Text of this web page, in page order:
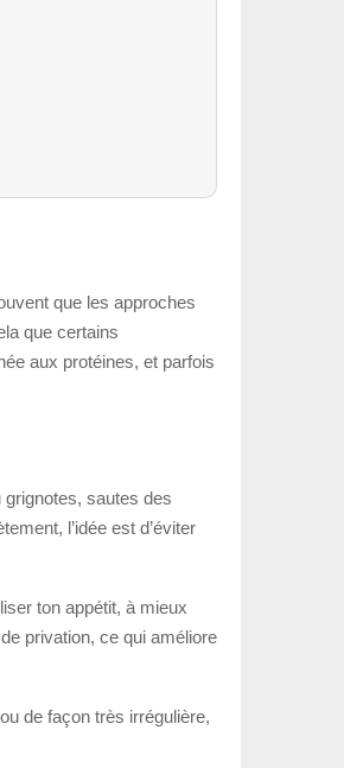
que les approches
que certains
aux protéines, et parfois
sautes des
l’idée est d’éviter
ton appétit, à mieux
privation, ce qui améliore
de façon très irrégulière,